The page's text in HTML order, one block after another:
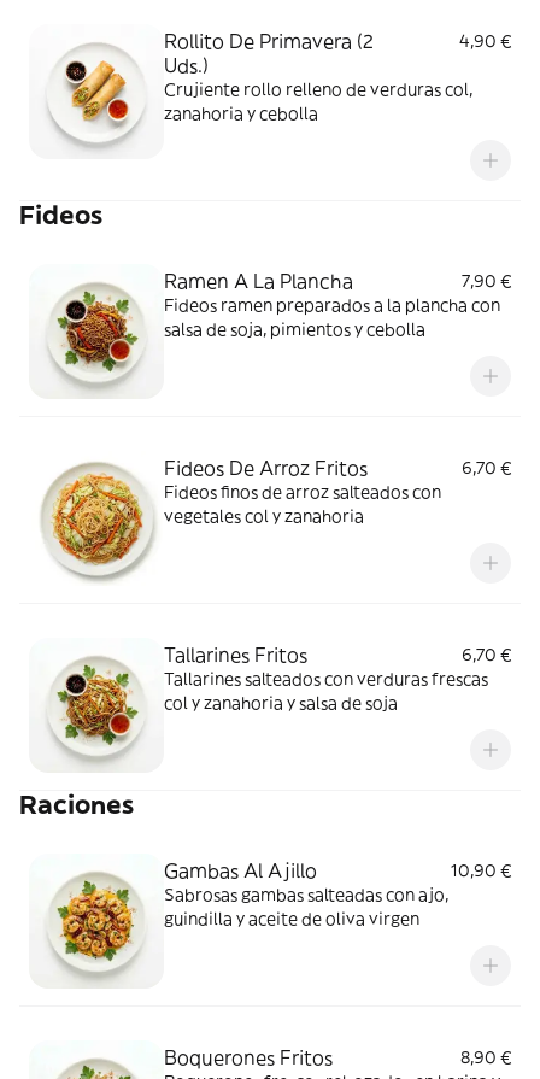
Rollito De Primavera (2
Uds.)
4,90 €
Crujiente rollo relleno de verduras col,
zanahoria y cebolla
Fideos
Ramen A La Plancha
7,90 €
Fideos ramen preparados a la plancha con
salsa de soja, pimientos y cebolla
Fideos De Arroz Fritos
6,70 €
Fideos finos de arroz salteados con
vegetales col y zanahoria
Tallarines Fritos
6,70 €
Tallarines salteados con verduras frescas
col y zanahoria y salsa de soja
Raciones
Gambas Al Ajillo
10,90 €
Sabrosas gambas salteadas con ajo,
guindilla y aceite de oliva virgen
Boquerones Fritos
8,90 €